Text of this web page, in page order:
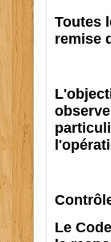
Toutes
remise
Le